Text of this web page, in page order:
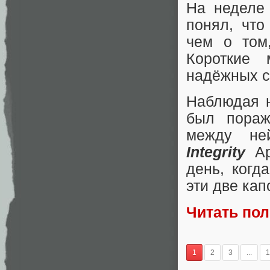
На неделе
понял,
чем о
Короткие
надёжных
Наблюдая
был
между
Integrity
день,
эти две
Читать
1 2 3